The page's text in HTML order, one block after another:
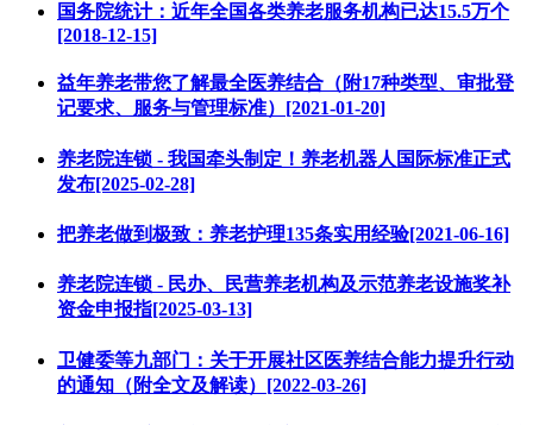
国务院统计：近年全国各类养老服务机构已达15.5万个
[2018-12-15]
益年养老带您了解最全医养结合（附17种类型、审批登
记要求、服务与管理标准）[2021-01-20]
养老院连锁 - 我国牵头制定！养老机器人国际标准正式
发布[2025-02-28]
把养老做到极致：养老护理135条实用经验[2021-06-16]
养老院连锁 - 民办、民营养老机构及示范养老设施奖补
资金申报指[2025-03-13]
卫健委等九部门：关于开展社区医养结合能力提升行动
的通知（附全文及解读）[2022-03-26]